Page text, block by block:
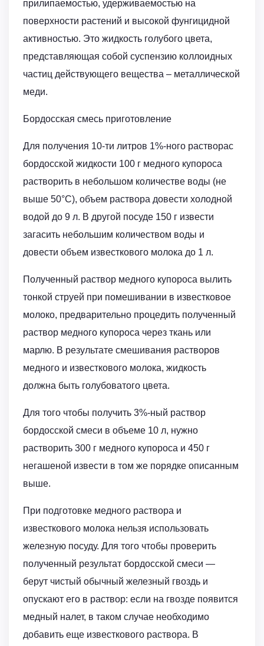
прилипаемостью, удерживаемостью на
поверхности растений и высокой фунгицидной
активностью. Это жидкость голубого цвета,
представляющая собой суспензию коллоидных
частиц действующего вещества – металлической
меди.
Бордосская смесь приготовление
Для получения 10-ти литров 1%-ного растворас
бордосской жидкости 100 г медного купороса
растворить в небольшом количестве воды (не
выше 50°С), объем раствора довести холодной
водой до 9 л. В другой посуде 150 г извести
загасить небольшим количеством воды и
довести объем известкового молока до 1 л.
Полученный раствор медного купороса вылить
тонкой струей при помешивании в известковое
молоко, предварительно процедить полученный
раствор медного купороса через ткань или
марлю. В результате смешивания растворов
медного и известкового молока, жидкость
должна быть голубоватого цвета.
Для того чтобы получить 3%-ный раствор
бордосской смеси в объеме 10 л, нужно
растворить 300 г медного купороса и 450 г
негашеной извести в том же порядке описанным
выше.
При подготовке медного раствора и
известкового молока нельзя использовать
железную посуду. Для того чтобы проверить
полученный результат бордосской смеси —
берут чистый обычный железный гвоздь и
опускают его в раствор: если на гвозде появится
медный налет, в таком случае необходимо
добавить еще известкового раствора. В